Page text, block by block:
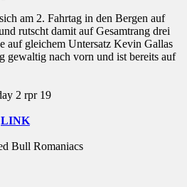
am 2. Fahrtag in den Bergen auf
rutscht damit auf Gesamtrang drei
auf gleichem Untersatz Kevin Gallas
gewaltig nach vorn und ist bereits auf
LINK
Bull Romaniacs